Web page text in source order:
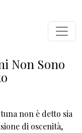
Non Sono
non è detto sia
di oscenità,